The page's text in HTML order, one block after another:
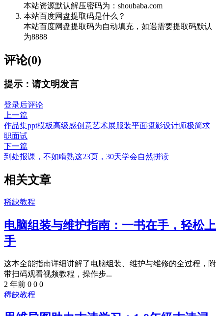
本站资源默认解压密码为：shoubaba.com
本站百度网盘提取码是什么？
本站百度网盘提取码为自动填充，如遇需要提取码默认
为8888
评论(0)
提示：请文明发言
登录后评论
上一篇
作品集ppt模板高级感创意艺术展服装平面摄影设计师极简求
职面试
下一篇
到处报课，不如啃熟这23页，30天学会自然拼读
相关文章
稀缺教程
电脑组装与维护指南：一书在手，轻松上
手
这本全能指南详细讲解了电脑组装、维护与维修的全过程，附
带扫码观看视频教程，操作步...
2 年前 0 0 0
稀缺教程